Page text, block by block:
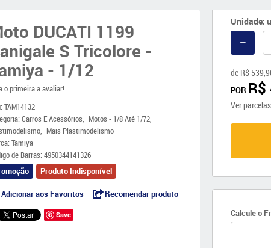
DUCATI 1199
S Tricolore -
- 1/12
o primeira a avaliar!
TAM14132
Carros E Acessórios
Motos - 1/8 Até 1/72
Mais Plastimodelismo
Tamiya
de Barras:4950344141326
Produto Indisponível
Adicionar aos Favoritos Recomendar produto
Save
Unidade:
deR$
POR R$
Ver parcelas
Calcule o